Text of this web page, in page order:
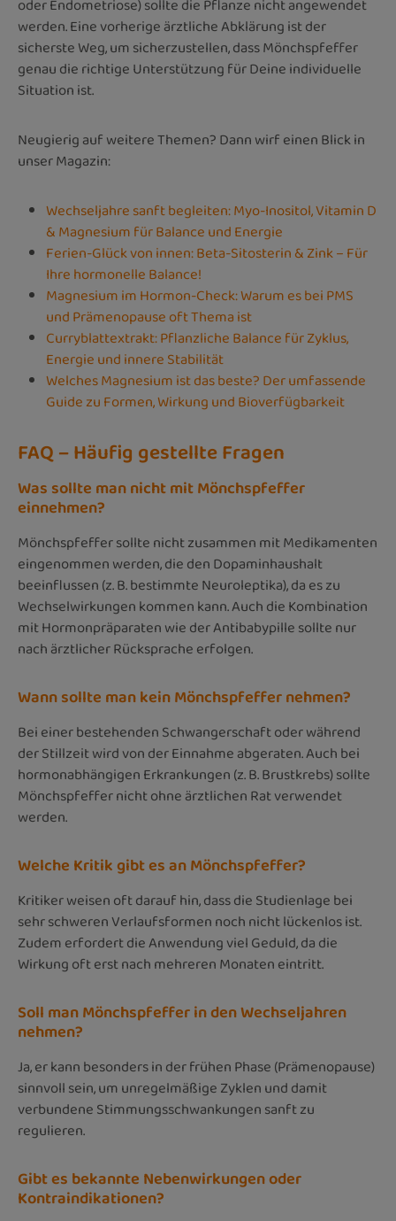
oder Endometriose) sollte die Pflanze nicht angewendet
werden. Eine vorherige ärztliche Abklärung ist der
sicherste Weg, um sicherzustellen, dass Mönchspfeffer
genau die richtige Unterstützung für Deine individuelle
Situation ist.
Neugierig auf weitere Themen? Dann wirf einen Blick in
unser Magazin:
Wechseljahre sanft begleiten: Myo-Inositol, Vitamin D
& Magnesium für Balance und Energie
Ferien-Glück von innen: Beta-Sitosterin & Zink – Für
Ihre hormonelle Balance!
Magnesium im Hormon-Check: Warum es bei PMS
und Prämenopause oft Thema ist
Curryblattextrakt: Pflanzliche Balance für Zyklus,
Energie und innere Stabilität
Welches Magnesium ist das beste? Der umfassende
Guide zu Formen, Wirkung und Bioverfügbarkeit
FAQ – Häufig gestellte Fragen
Was sollte man nicht mit Mönchspfeffer
einnehmen?
Mönchspfeffer sollte nicht zusammen mit Medikamenten
eingenommen werden, die den Dopaminhaushalt
beeinflussen (z. B. bestimmte Neuroleptika), da es zu
Wechselwirkungen kommen kann. Auch die Kombination
mit Hormonpräparaten wie der Antibabypille sollte nur
nach ärztlicher Rücksprache erfolgen.
Wann sollte man kein Mönchspfeffer nehmen?
Bei einer bestehenden Schwangerschaft oder während
der Stillzeit wird von der Einnahme abgeraten. Auch bei
hormonabhängigen Erkrankungen (z. B. Brustkrebs) sollte
Mönchspfeffer nicht ohne ärztlichen Rat verwendet
werden.
Welche Kritik gibt es an Mönchspfeffer?
Kritiker weisen oft darauf hin, dass die Studienlage bei
sehr schweren Verlaufsformen noch nicht lückenlos ist.
Zudem erfordert die Anwendung viel Geduld, da die
Wirkung oft erst nach mehreren Monaten eintritt.
Soll man Mönchspfeffer in den Wechseljahren
nehmen?
Ja, er kann besonders in der frühen Phase (Prämenopause)
sinnvoll sein, um unregelmäßige Zyklen und damit
verbundene Stimmungsschwankungen sanft zu
regulieren.
Gibt es bekannte Nebenwirkungen oder
Kontraindikationen?